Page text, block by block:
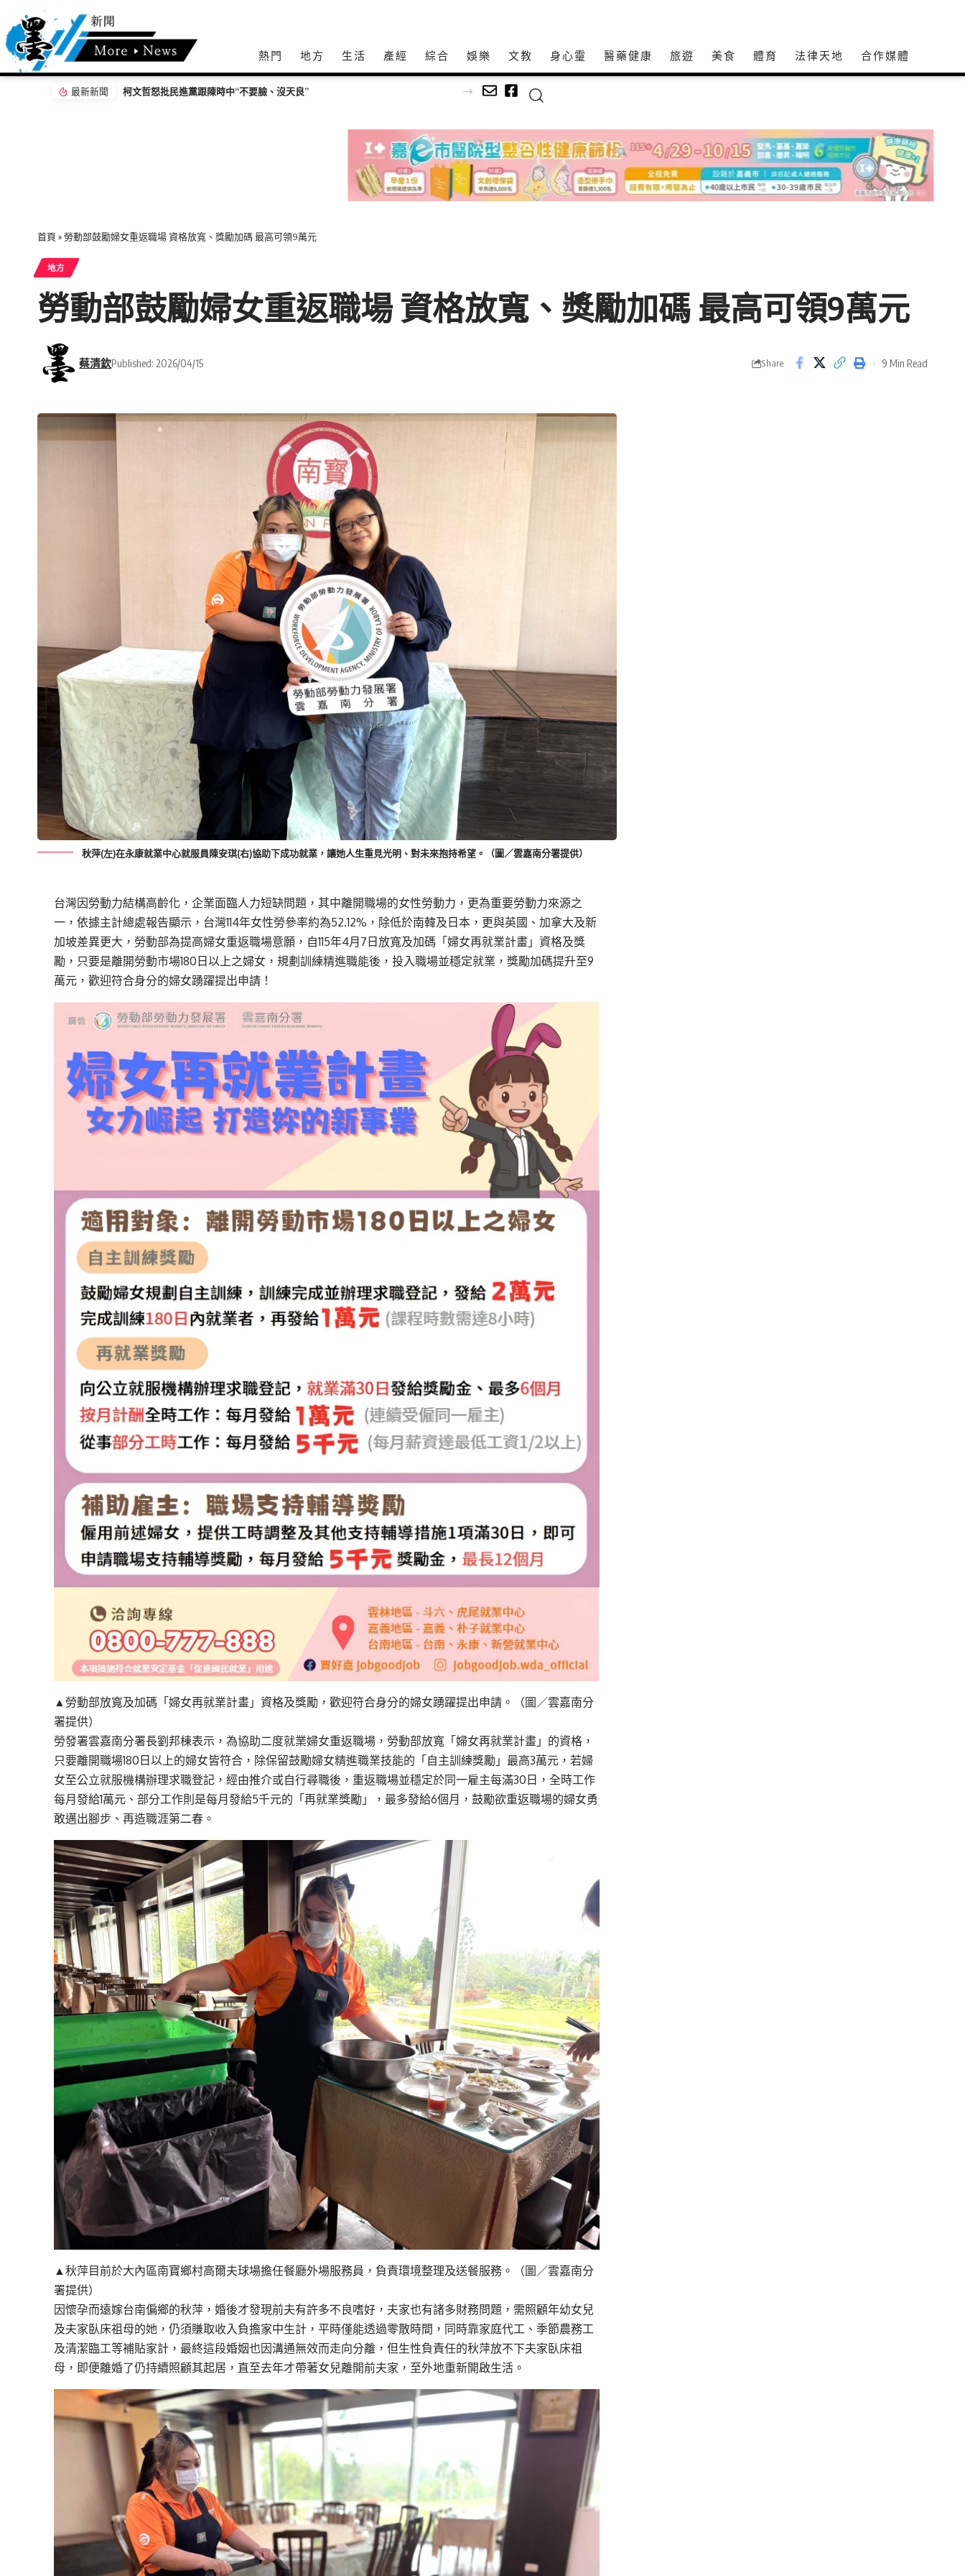
熱門 地方 生活 產經 綜合 娛樂 文教 身心𩆜 醫藥健康 旅遊 美食 體育 法律天地 合作媒體
最新新聞 智慧科技面試獲好評！ 中市山線聯合徵才媒合率近6成
首頁 »勞動部鼓勵婦女重返職場 資格放寬、獎勵加碼 最高可領9萬元
地方
勞動部鼓勵婦女重返職場 資格放寬、獎勵加碼 最高可領9萬元
蔡清欽Published: 2026/04/15 Share 9 Min Read
秋萍(左)在永康就業中心就服員陳安琪(右)協助下成功就業，讓她人生重見光明、對未來抱持希望。（圖／雲嘉南分署提供）
台灣因勞動力結構高齡化，企業面臨人力短缺問題，其中離開職場的女性勞動力，更為重要勞動力來源之
一，依據主計總處報告顯示，台灣114年女性勞參率約為52.12%，除低於南韓及日本，更與英國、加拿大及新
加坡差異更大，勞動部為提高婦女重返職場意願，自115年4月7日放寬及加碼「婦女再就業計畫」資格及獎
勵，只要是離開勞動市場180日以上之婦女，規劃訓練精進職能後，投入職場並穩定就業，獎勵加碼提升至9
萬元，歡迎符合身分的婦女踴躍提出申請！
▲勞動部放寬及加碼「婦女再就業計畫」資格及獎勵，歡迎符合身分的婦女踴躍提出申請。（圖／雲嘉南分
署提供）
勞發署雲嘉南分署長劉邦棟表示，為協助二度就業婦女重返職場，勞動部放寬「婦女再就業計畫」的資格，
只要離開職場180日以上的婦女皆符合，除保留鼓勵婦女精進職業技能的「自主訓練獎勵」最高3萬元，若婦
女至公立就服機構辦理求職登記，經由推介或自行尋職後，重返職場並穩定於同一雇主每滿30日，全時工作
每月發給1萬元、部分工作則是每月發給5千元的「再就業獎勵」，最多發給6個月，鼓勵欲重返職場的婦女勇
敢邁出腳步、再造職涯第二春。
▲秋萍目前於大內區南寶鄉村高爾夫球場擔任餐廳外場服務員，負責環境整理及送餐服務。（圖／雲嘉南分
署提供）
因懷孕而遠嫁台南偏鄉的秋萍，婚後才發現前夫有許多不良嗜好，夫家也有諸多財務問題，需照顧年幼女兒
及夫家臥床祖母的她，仍須賺取收入負擔家中生計，平時僅能透過零散時間，同時靠家庭代工、季節農務工
及清潔臨工等補貼家計，最終這段婚姻也因溝通無效而走向分離，但生性負責任的秋萍放不下夫家臥床祖
母，即便離婚了仍持續照顧其起居，直至去年才帶著女兒離開前夫家，至外地重新開啟生活。